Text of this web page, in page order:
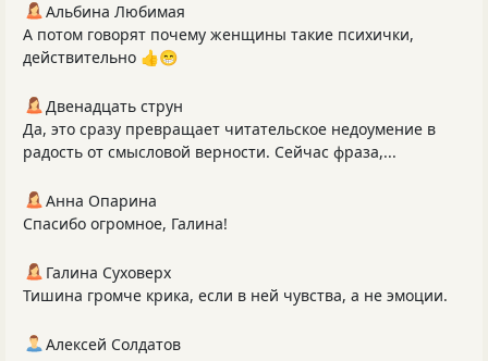
Альбина Любимая
А потом говорят почему женщины такие психички,
действительно 👍😁
Двенадцать струн
Да, это сразу превращает читательское недоумение в
радость от смысловой верности. Сейчас фраза,...
Анна Опарина
Спасибо огромное, Галина!
Галина Суховерх
Тишина громче крика, если в ней чувства, а не эмоции.
Алексей Солдатов